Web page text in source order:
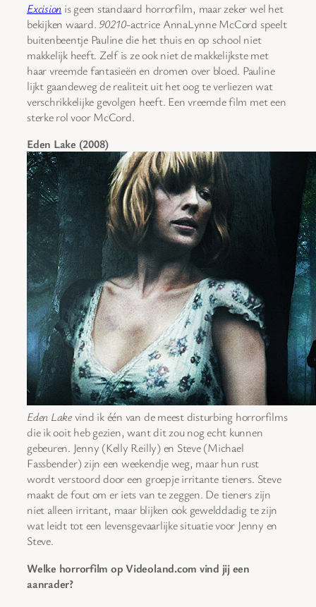
Excision is geen standaard horrorfilm, maar zeker wel het
bekijken waard. 90210-actrice AnnaLynne McCord speelt
buitenbeentje Pauline die het thuis en op school niet
makkelijk heeft. Zelf is ze ook niet de makkelijkste met
haar vreemde fantasieën en dromen over bloed. Pauline
lijkt gaandeweg de realiteit uit het oog te verliezen wat
verschrikkelijke gevolgen heeft. Een vreemde film met een
sterke rol voor McCord.
Eden Lake (2008)
Eden Lakevind ik één van de meest disturbing horrorfilms
die ik ooit heb gezien, want dit zou nog echt kunnen
gebeuren. Jenny (Kelly Reilly) en Steve (Michael
Fassbender) zijn een weekendje weg, maar hun rust
wordt verstoord door een groepje irritante tieners. Steve
maakt de fout om er iets van te zeggen. De tieners zijn
niet alleen irritant, maar blijken ook gewelddadig te zijn
wat leidt tot een levensgevaarlijke situatie voor Jenny en
Steve.
Welke horrorfilm op Videoland.com vind jij een
aanrader?